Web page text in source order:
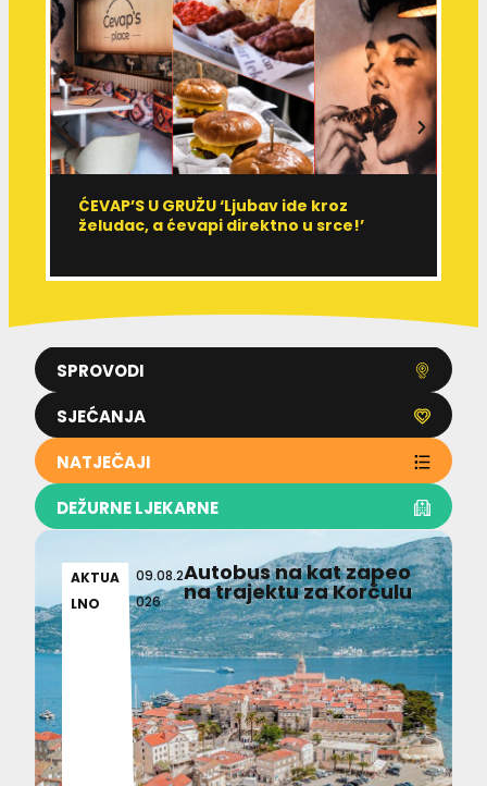
SPROVODI
SJEĆANJA
NATJEČAJI
DEŽURNE LJEKARNE
ĆEVAP’S U GRUŽU ‘Ljubav ide kroz
želudac, a ćevapi direktno u srce!’
AKTUA
LNO
09.08.2
026
Autobus na kat zapeo
na trajektu za Korčulu